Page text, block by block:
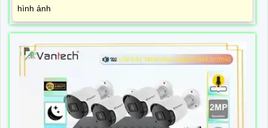
hình ảnh